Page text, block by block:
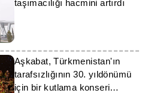
taşımacılığı hacmini artırdı
Aşkabat, Türkmenistan'ın
tarafsızlığının 30. yıldönümü
için bir kutlama konseri